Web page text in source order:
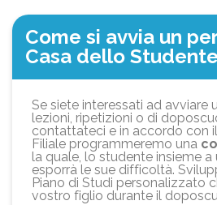
Come si avvia un
Casa dello
Se siete interessati ad avviare
lezioni, ripetizioni o di
contattateci e in accordo con
Filiale programmeremo una
la quale, lo studente insieme a
esporrà le sue difficoltà.
Piano di Studi personalizzato
vostro figlio durante il